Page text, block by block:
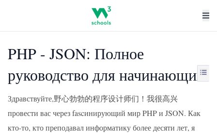
PHP - JSON: Полное
руководство для начинающих
Здравствуйте,野心勃勃的程序设计师们！我很高兴
провести вас через fascинирующий мир PHP и JSON. Как
кто-то, кто преподавал информатику более десяти лет, я